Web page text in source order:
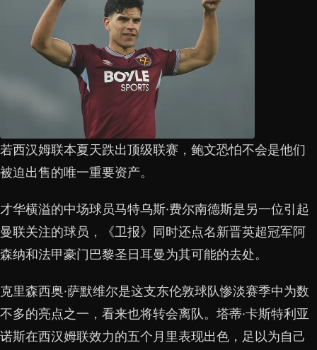
若西汉姆联本夏天跌出顶级联赛，鲍文恐怕不会是他们
被迫出售的唯一重要资产。
才华横溢的中场球员马特乌斯·费尔南德斯是另一位引起
曼联关注的球员，《卫报》同时还点名新晋英超冠军阿
森纳和法甲豪门巴黎圣日耳曼为其可能的去处。
克里森西奥·萨默维尔是这支东伦敦球队惨淡赛季中为数
不多的亮点之一，看来也将转会离队。塔蒂·卡斯特利亚
诺斯在西汉姆联效力的五个月里表现出色，足以为自己